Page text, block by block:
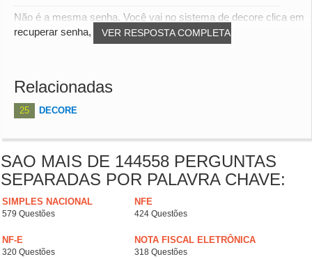
VER RESPOSTA COMPLETA
Não é a mesma senha. Você vai no sistema de decore clica em
recuperar senha, informa o seu CPF, o si...
Relacionadas
25 DECORE
SAO MAIS DE 144558 PERGUNTAS
SEPARADAS POR PALAVRA CHAVE:
SIMPLES NACIONAL
579 Questões
NFE
424 Questões
NF-E
320 Questões
NOTA FISCAL ELETRÔNICA
318 Questões